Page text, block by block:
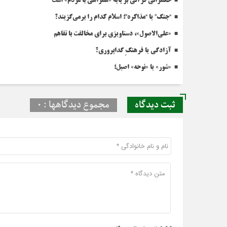
“جنگ” یا “مذاکره”؛ اسلام کدام را برمی‌گزیند؟
«علی‌الاصول»، دستاویزی برای مخالفت با تفاهم
آزادگی یا فرهنگِ گداپروری؟
«شور» یا «نوحه» اصیل؛
ثبت دیدگاه مجموع دیدگاهها : 0